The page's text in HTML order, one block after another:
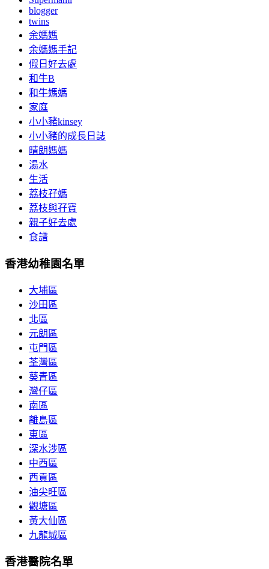
blogger
twins
余媽媽
余媽媽手記
假日好去處
和牛B
和牛媽媽
家庭
小小豬kinsey
小小豬的成長日誌
晴朗媽媽
湯水
生活
荔枝孖媽
荔枝與孖寶
親子好去處
食譜
香港幼稚園名單
大埔區
沙田區
北區
元朗區
屯門區
荃灣區
葵青區
灣仔區
南區
離島區
東區
深水涉區
中西區
西貢區
油尖旺區
觀塘區
黃大仙區
九龍城區
香港醫院名單